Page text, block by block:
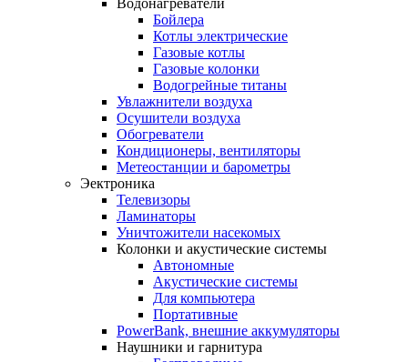
Бойлера
Котлы электрические
Газовые котлы
Газовые колонки
Водогрейные титаны
Увлажнители воздуха
Осушители воздуха
Обогреватели
Кондиционеры, вентиляторы
Метеостанции и барометры
Эектроника
Телевизоры
Ламинаторы
Уничтожители насекомых
Колонки и акустические системы
Автономные
Акустические системы
Для компьютера
Портативные
PowerBank, внешние аккумуляторы
Наушники и гарнитура